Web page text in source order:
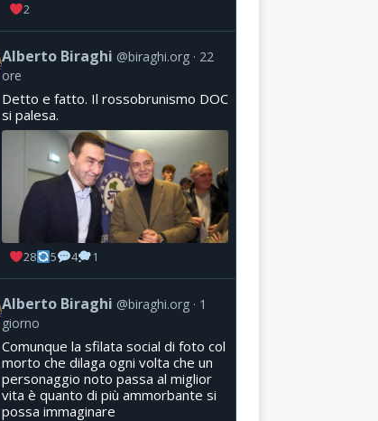
2
Alberto Biraghi @biraghi.org
22
ore
Detto e fatto. Il rossobrunismo DOC
si palesa.
28 5 4 1
Alberto Biraghi @biraghi.org
1
giorno
Comunque la sfilata social di foto col
morto che dilaga ogni volta che un
personaggio noto passa al miglior
vita è quanto di più ammorbante si
possa immaginare